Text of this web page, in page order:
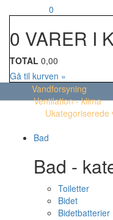
0
0 VARER I
TOTAL 0,00
Gå til kurven »
Vandforsyning
Ventilation - klima
Ukategoriserede
Bad
Bad -
Toiletter
Bidet
Bidetbatterier